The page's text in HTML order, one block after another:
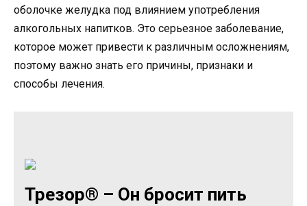
оболочке желудка под влиянием употребления
алкогольных напитков. Это серьезное заболевание,
которое может привести к различным осложнениям,
поэтому важно знать его причины, признаки и
способы лечения.
Трезор® – Он бросит пить